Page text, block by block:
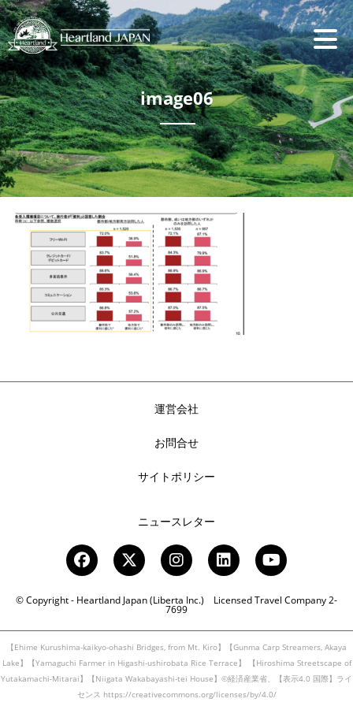
image06
© Copyright - Heartland Japan (Liberta Inc.) Licensed Travel Company 2-
7699
運営会社
お問合せ
サイトポリシー
ニュースレター
【Ehime Kurushima-kaikyo-ohashi Bridges, from Mt. Kiro】【Gunma Carp Streamers, Akaya
Lake】【Yamaguchi Farmer in Higashi-ushirobata Rice Terrace】
【Hiroshima Streetscape of
Yutakamachi-Mitarai】【Niigata Wakabayashi-tei House】©経済産業省、【表示4.0 国際】ライ
センス https://creativecommons.org/licenses/by/4.0/